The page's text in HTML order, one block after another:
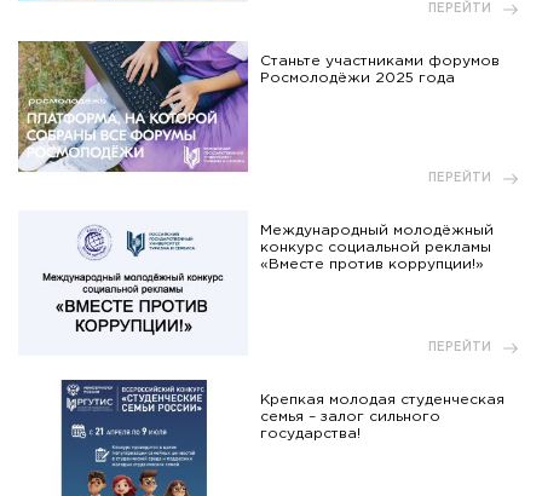
ПЕРЕЙТИ
Станьте участниками форумов
Росмолодёжи 2025 года
ПЕРЕЙТИ
Международный молодёжный
конкурс социальной рекламы
«Вместе против коррупции!»
ПЕРЕЙТИ
Крепкая молодая студенческая
семья – залог сильного
государства!